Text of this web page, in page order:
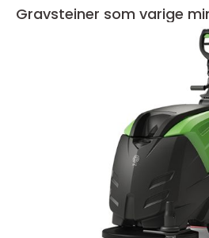
Gravsteiner som varige